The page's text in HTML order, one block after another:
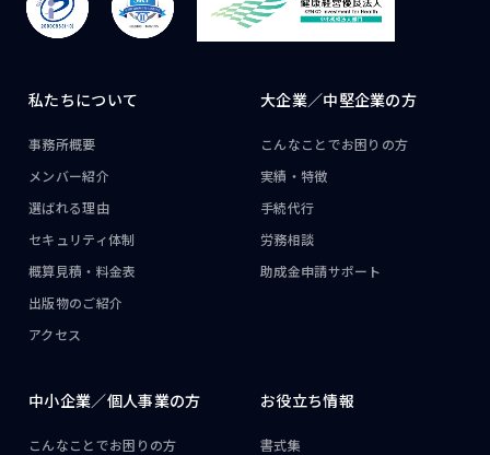
私たちについて
事務所概要
メンバー紹介
選ばれる理由
セキュリティ体制
概算見積・料金表
出版物のご紹介
アクセス
大企業／中堅企業の方
こんなことでお困りの方
実績・特徴
手続代行
労務相談
助成金申請サポート
中小企業／個人事業の方
こんなことでお困りの方
お役立ち情報
書式集